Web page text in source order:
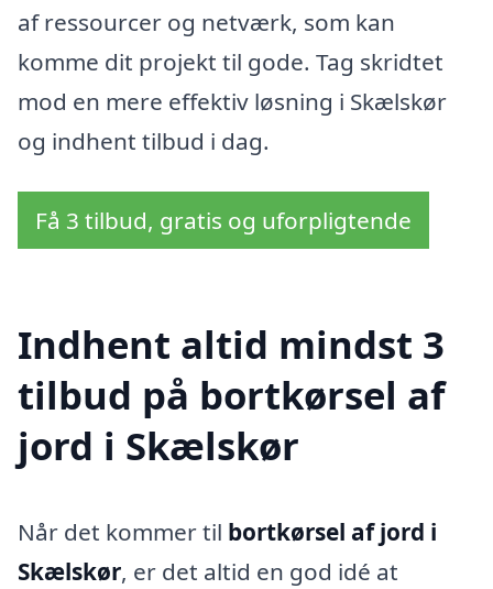
af ressourcer og netværk, som kan
komme dit projekt til gode. Tag skridtet
mod en mere effektiv løsning i Skælskør
og indhent tilbud i dag.
Få 3 tilbud, gratis og uforpligtende
Indhent altid mindst 3
tilbud på bortkørsel af
jord i Skælskør
Når det kommer til bortkørsel af jord i
Skælskør, er det altid en god idé at